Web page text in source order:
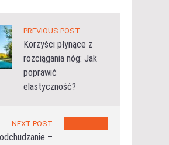
PREVIOUS POST
Korzyści płynące z
rozciągania nóg: Jak
poprawić
elastyczność?
NEXT POST
–